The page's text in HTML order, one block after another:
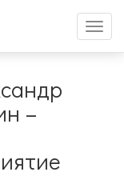
меню
–